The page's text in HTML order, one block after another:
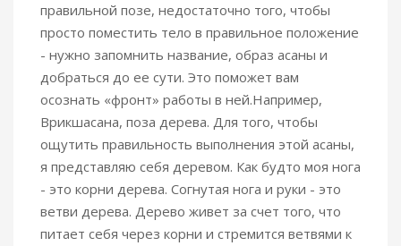
правильной позе, недостаточно того, чтобы
просто поместить тело в правильное положение
- нужно запомнить название, образ асаны и
добраться до ее сути. Это поможет вам
осознать «фронт» работы в ней.Например,
Врикшасана, поза дерева. Для того, чтобы
ощутить правильность выполнения этой асаны,
я представляю себя деревом. Как будто моя нога
- это корни дерева. Согнутая нога и руки - это
ветви дерева. Дерево живет за счет того, что
питает себя через корни и стремится ветвями к